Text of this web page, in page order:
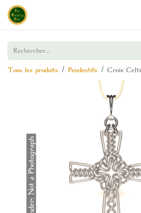
Tous les produits Pendentifs Croix